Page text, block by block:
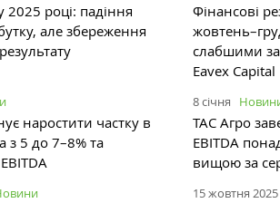
2025 році: падіння
але збереження
Фінансові
слабшими
Eavex Capital
наростити частку в
з 5 до 7–8% та
8 січня
ТАС Агро
EBITDA
вищою за
15 жовтня 2025